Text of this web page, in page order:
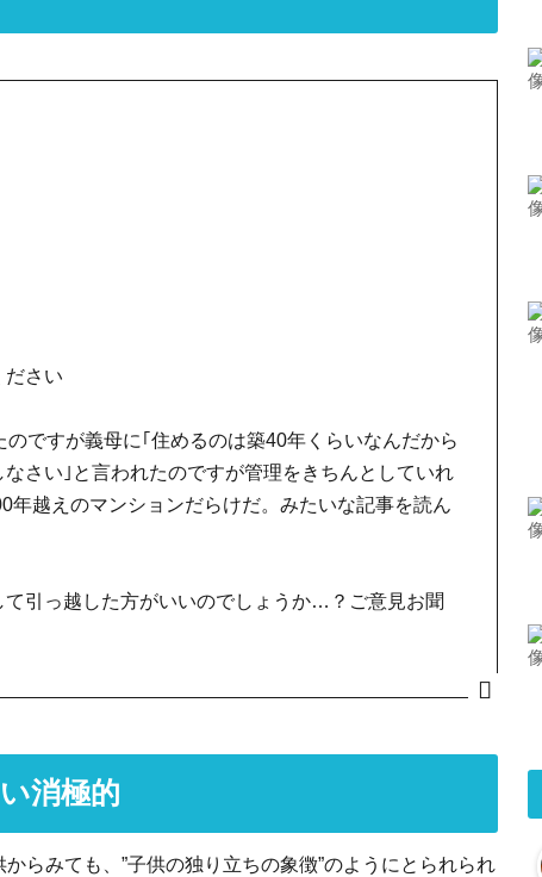
ださい
ですが義母に｢住めるのは築40年くらいなんだから
さい｣と言われたのですが管理をきちんとしていれ
年越えのマンションだらけだ。みたいな記事を読ん
引っ越した方がいいのでしょうか…？ご意見お聞
消極的
らみても、”子供の独り立ちの象徴”のようにとられられ